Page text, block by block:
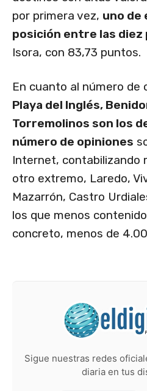
por primera vez, uno de
posición entre las diez
Isora, con 83,73 puntos.
En cuanto al número de
Playa del Inglés,
Torremolinos son los
número de opiniones
Internet, contabilizando
otro extremo, Laredo,
Mazarrón, Castro
los que menos
concreto, menos de
Sigue nuestras redes
diaria en tus